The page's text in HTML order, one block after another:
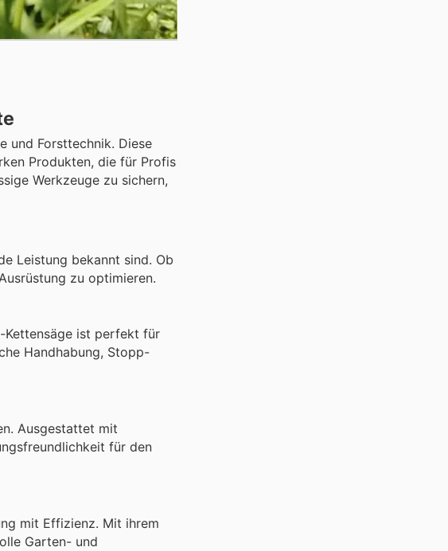
und Forsttechnik. Diese
Produkten, die für Profis
Werkzeuge zu sichern,
Leistung bekannt sind. Ob
zu optimieren.
Kettensäge ist perfekt für
Handhabung, Stopp-
Ausgestattet mit
für den
mit Effizienz. Mit ihrem
Garten- und